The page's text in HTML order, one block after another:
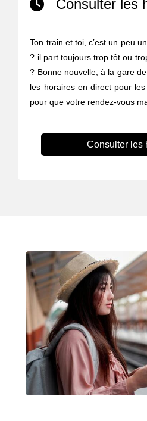
Consulter les
Ton train et toi, c’est un peu
? il part toujours trop tôt ou
? Bonne nouvelle, à la gare
les horaires en direct pour
pour que votre rendez-vous
Consulter les